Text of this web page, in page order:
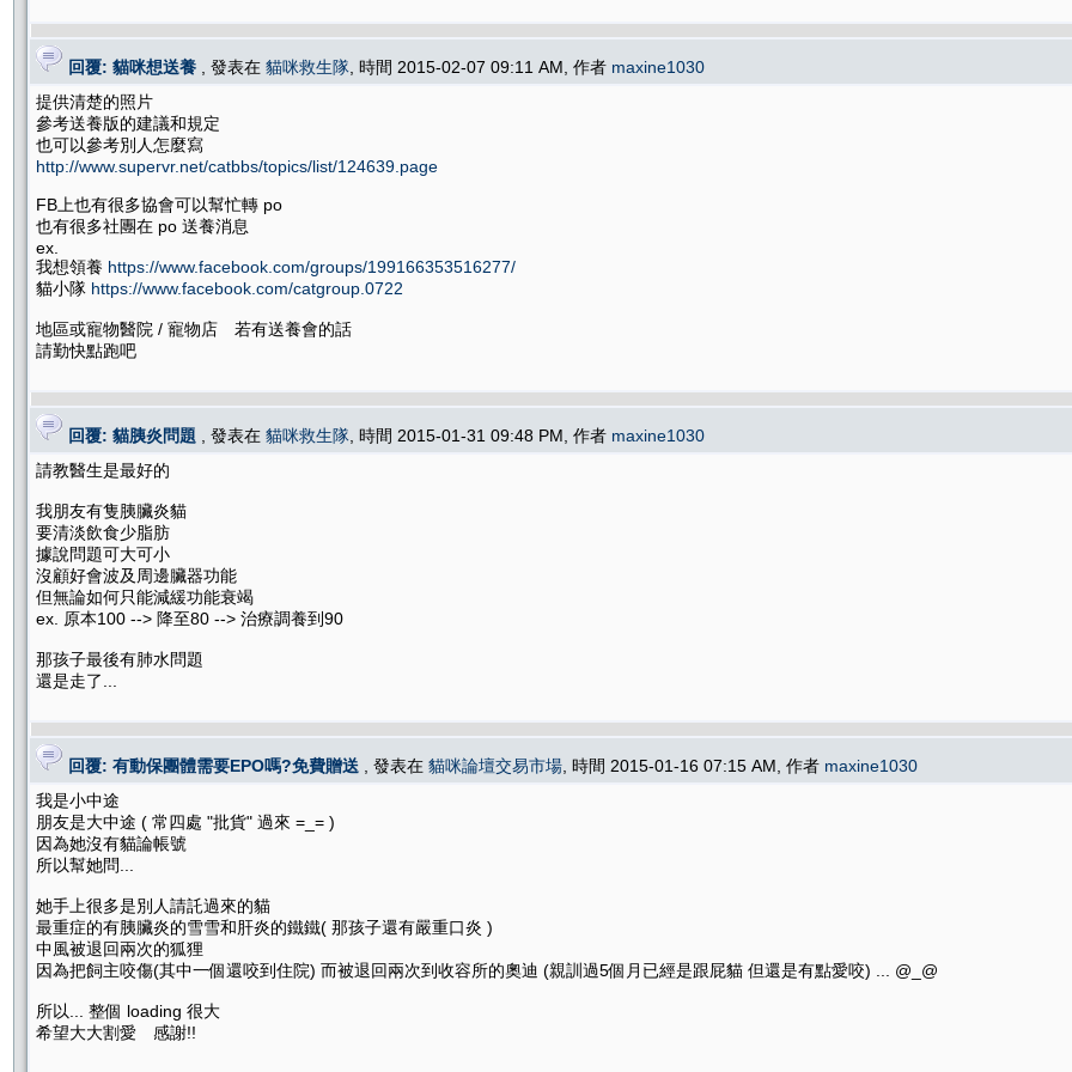
回覆: 貓咪想送養 , 發表在 貓咪救生隊 , 時間 2015-02-07 09:11 AM, 作者 maxine1030
提供清楚的照片
參考送養版的建議和規定
也可以參考別人怎麼寫
http://www.supervr.net/catbbs/topics/list/124639.page
FB上也有很多協會可以幫忙轉 po
也有很多社團在 po 送養消息
ex.
我想領養 https://www.facebook.com/groups/199166353516277/
貓小隊 https://www.facebook.com/catgroup.0722
地區或寵物醫院 / 寵物店 若有送養會的話
請勤快點跑吧
回覆: 貓胰炎問題 , 發表在 貓咪救生隊 , 時間 2015-01-31 09:48 PM, 作者 maxine1030
請教醫生是最好的
我朋友有隻胰臟炎貓
要清淡飲食少脂肪
據說問題可大可小
沒顧好會波及周邊臟器功能
但無論如何只能減緩功能衰竭
ex. 原本100 --> 降至80 --> 治療調養到90
那孩子最後有肺水問題
還是走了...
回覆: 有動保團體需要EPO嗎?免費贈送 , 發表在 貓咪論壇交易市場 , 時間 2015-01-16 07:15 AM, 作者 maxine1030
我是小中途
朋友是大中途 ( 常四處 "批貨" 過來 =_= )
因為她沒有貓論帳號
所以幫她問...
她手上很多是別人請託過來的貓
最重症的有胰臟炎的雪雪和肝炎的鐵鐵( 那孩子還有嚴重口炎 )
中風被退回兩次的狐狸
因為把飼主咬傷(其中一個還咬到住院) 而被退回兩次到收容所的奧迪 (親訓過5個月已經是跟屁貓 但還是有點愛咬) ... @_@
所以... 整個 loading 很大
希望大大割愛 感謝!!